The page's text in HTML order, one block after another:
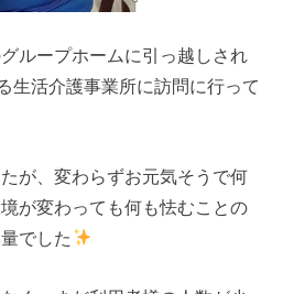
ループホームに引っ越しされ
生活介護事業所に訪問に行って
が、変わらずお元気そうで何
が変わっても何も怯むことの
でした